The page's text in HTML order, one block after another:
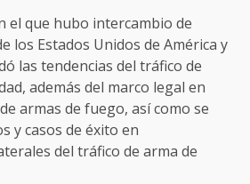
el que hubo intercambio de
los Estados Unidos de América y
las tendencias del tráfico de
además del marco legal en
armas de fuego, así como se
y casos de éxito en
del tráfico de arma de